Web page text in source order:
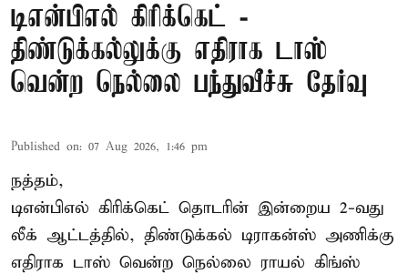
டிஎன்பிஎல் கிரிக்கெட் -
திண்டுக்கல்லுக்கு எதிராக டாஸ்
வென்ற நெல்லை பந்துவீச்சு தேர்வு
Published on: 07 Aug 2026, 1:46 pm
நத்தம்,
டிஎன்பிஎல் கிரிக்கெட் தொடரின் இன்றைய 2-வது
லீக் ஆட்டத்தில், திண்டுக்கல் டிராகன்ஸ் அணிக்கு
எதிராக டாஸ் வென்ற நெல்லை ராயல் கிங்ஸ்